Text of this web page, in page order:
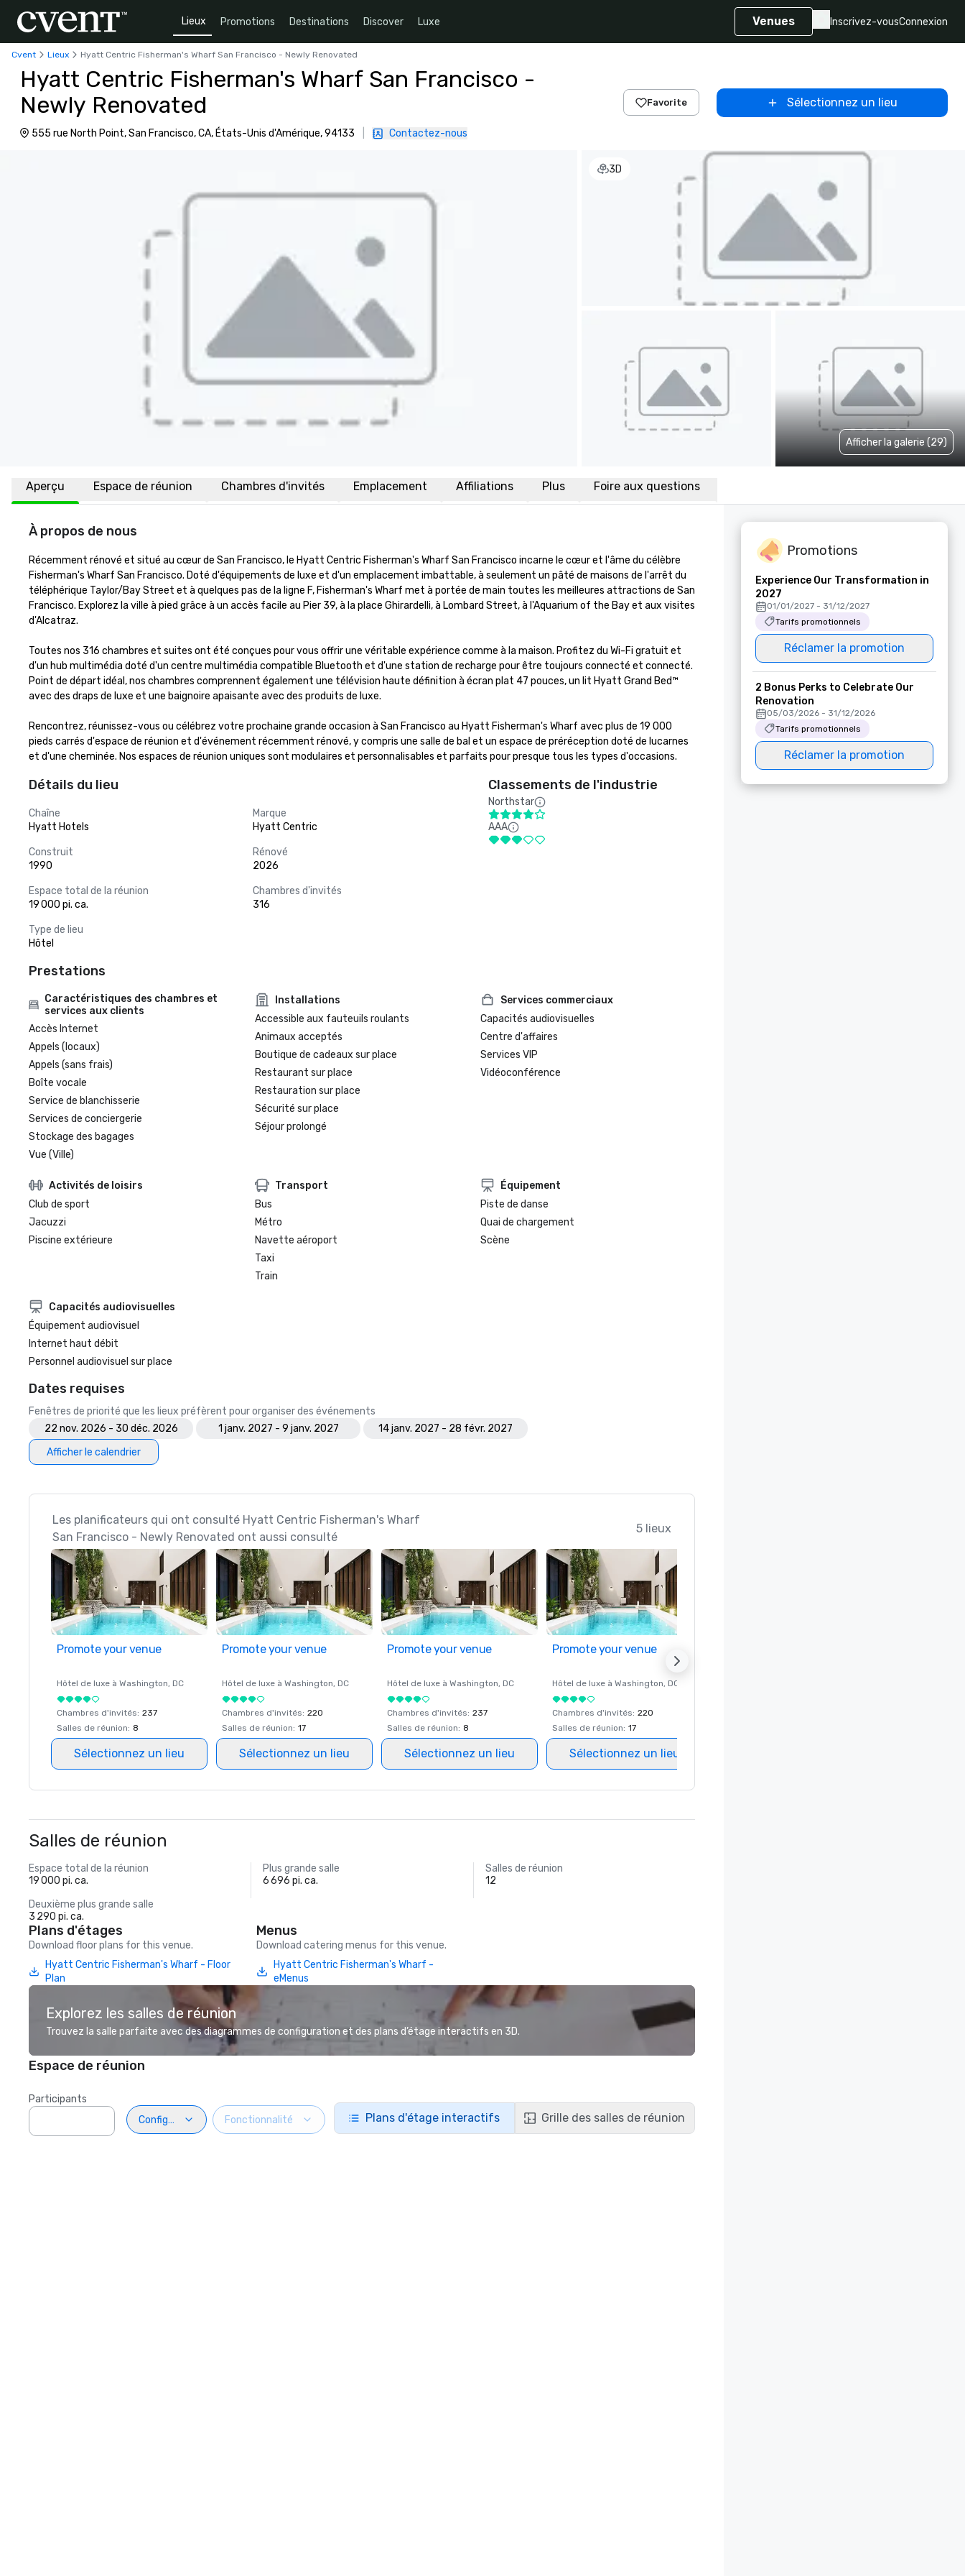
Lieux Promotions Destinations Discover Luxe Venues Inscrivez-vousConnexion
Cvent Lieux Hyatt Centric Fisherman's Wharf San Francisco - Newly Renovated
Hyatt Centric Fisherman's Wharf San Francisco -
Newly Renovated
555 rue North Point, San Francisco, CA, États-Unis d'Amérique, 94133 Contactez-nous
Favorite Sélectionnez un lieu
3D
Afficher la galerie (29)
Aperçu Espace de réunion Chambres d'invités Emplacement Affiliations Plus Foire aux questions
À propos de nous
Récemment rénové et situé au cœur de San Francisco, le Hyatt Centric Fisherman's Wharf San Francisco incarne le cœur et l'âme du célèbre
Fisherman's Wharf San Francisco. Doté d'équipements de luxe et d'un emplacement imbattable, à seulement un pâté de maisons de l'arrêt du
téléphérique Taylor/Bay Street et à quelques pas de la ligne F, Fisherman's Wharf met à portée de main toutes les meilleures attractions de San
Francisco. Explorez la ville à pied grâce à un accès facile au Pier 39, à la place Ghirardelli, à Lombard Street, à l'Aquarium of the Bay et aux visites
d'Alcatraz.
Toutes nos 316 chambres et suites ont été conçues pour vous offrir une véritable expérience comme à la maison. Profitez du Wi-Fi gratuit et
d'un hub multimédia doté d'un centre multimédia compatible Bluetooth et d'une station de recharge pour être toujours connecté et connecté.
Point de départ idéal, nos chambres comprennent également une télévision haute définition à écran plat 47 pouces, un lit Hyatt Grand Bed™
avec des draps de luxe et une baignoire apaisante avec des produits de luxe.
Rencontrez, réunissez-vous ou célébrez votre prochaine grande occasion à San Francisco au Hyatt Fisherman's Wharf avec plus de 19 000
pieds carrés d'espace de réunion et d'événement récemment rénové, y compris une salle de bal et un espace de préréception doté de lucarnes
et d'une cheminée. Nos espaces de réunion uniques sont modulaires et personnalisables et parfaits pour presque tous les types d'occasions.
Détails du lieu
Chaîne
Hyatt Hotels
Marque
Hyatt Centric
Construit
1990
Rénové
2026
Espace total de la réunion
19 000 pi. ca.
Chambres d'invités
316
Type de lieu
Hôtel
Classements de l'industrie
Northstar
AAA
Prestations
Caractéristiques des chambres et
services aux clients
Accès Internet
Appels (locaux)
Appels (sans frais)
Boîte vocale
Service de blanchisserie
Services de conciergerie
Stockage des bagages
Vue (Ville)
Installations
Accessible aux fauteuils roulants
Animaux acceptés
Boutique de cadeaux sur place
Restaurant sur place
Restauration sur place
Sécurité sur place
Séjour prolongé
Services commerciaux
Capacités audiovisuelles
Centre d'affaires
Services VIP
Vidéoconférence
Activités de loisirs
Club de sport
Jacuzzi
Piscine extérieure
Transport
Bus
Métro
Navette aéroport
Taxi
Train
Équipement
Piste de danse
Quai de chargement
Scène
Capacités audiovisuelles
Équipement audiovisuel
Internet haut débit
Personnel audiovisuel sur place
Dates requises
Fenêtres de priorité que les lieux préfèrent pour organiser des événements
22 nov. 2026 - 30 déc. 2026
1 janv. 2027 - 9 janv. 2027
14 janv. 2027 - 28 févr. 2027
Afficher le calendrier
Les planificateurs qui ont consulté Hyatt Centric Fisherman's Wharf
San Francisco - Newly Renovated ont aussi consulté
5 lieux
Promote your venue
Hôtel de luxe à Washington, DC
Chambres d'invités: 237
Salles de réunion: 8
Sélectionnez un lieu
Promote your venue
Hôtel de luxe à Washington, DC
Chambres d'invités: 220
Salles de réunion: 17
Sélectionnez un lieu
Promote your venue
Hôtel de luxe à Washington, DC
Chambres d'invités: 237
Salles de réunion: 8
Sélectionnez un lieu
Promote your venue
Hôtel de luxe à Washington, DC
Chambres d'invités: 220
Salles de réunion: 17
Sélectionnez un lieu
Salles de réunion
Espace total de la réunion
19 000 pi. ca.
Plus grande salle
6 696 pi. ca.
Salles de réunion
12
Deuxième plus grande salle
3 290 pi. ca.
Plans d'étages
Download floor plans for this venue.
Hyatt Centric Fisherman's Wharf - Floor
Plan
Menus
Download catering menus for this venue.
Hyatt Centric Fisherman's Wharf -
eMenus
Explorez les salles de réunion
Trouvez la salle parfaite avec des diagrammes de configuration et des plans d’étage interactifs en 3D.
Espace de réunion
Participants
Configuration
Fonctionnalité Plans d'étage interactifs Grille des salles de réunion
Promotions
Experience Our Transformation in
2027
01/01/2027 - 31/12/2027
Tarifs promotionnels
Réclamer la promotion
2 Bonus Perks to Celebrate Our
Renovation
05/03/2026 - 31/12/2026
Tarifs promotionnels
Réclamer la promotion